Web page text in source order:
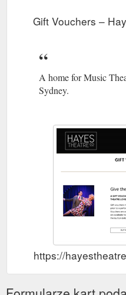
Gift Vouchers –
A home for Music
Sydney.
https://